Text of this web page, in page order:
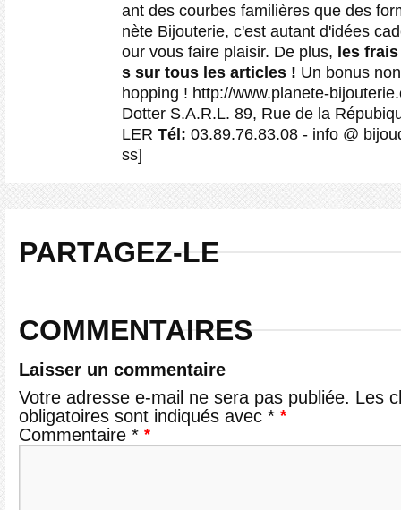
ant des courbes familières que des
nète Bijouterie, c'est autant d'idées
our vous faire plaisir. De plus, les
s sur tous les articles ! Un bonus
hopping ! http://www.planete-
Dotter S.A.R.L. 89, Rue de la
LER Tél: 03.89.76.83.08 - info @
ss]
PARTAGEZ-LE
COMMENTAIRES
Laisser un commentaire
Votre adresse e-mail ne sera pas publiée. Les
obligatoires sont indiqués avec *
Commentaire *